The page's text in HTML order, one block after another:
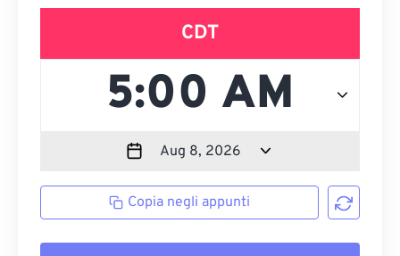
CDT
Copia negli appunti